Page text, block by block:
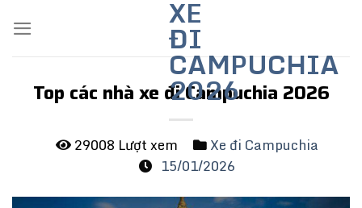
content
XE
ĐI
CAMPUCHIA
2026
Top các nhà xe đi Campuchia 2026
29008 Lượt xem
Xe đi Campuchia
15/01/2026